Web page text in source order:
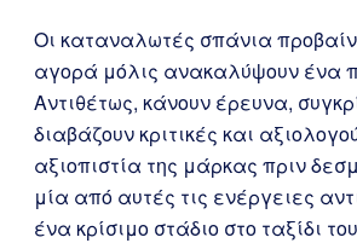
Οι καταναλωτές σπάνια
αγορά μόλις ανακαλύψουν ένα
Αντιθέτως, κάνουν έρευνα,
διαβάζουν κριτικές και
αξιοπιστία της μάρκας πριν
μία από αυτές τις ενέργειες
ένα κρίσιμο στάδιο στο ταξίδι